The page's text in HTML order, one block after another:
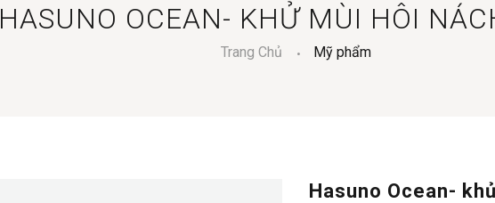
HASUNO OCEAN- KHỬ MÙI HÔI
Trang Chủ Mỹ phẩm
Hasuno Ocean-